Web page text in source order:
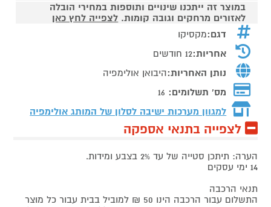
במוצר זה ייתכנו שינויים ותוספות במחירי הובלה
לאזורים מרחקים וגובה קומות. לצפייה לחץ כאן
דגם:מקסיקו
אחריות:12 חודשים
נותן האחריות:היבואן אולימפיה
מס' תשלומים: 16
למגוון מערכות ישיבה לסלון של המותג אולימפיה
לצפייה בתנאי אספקה
הערה: תיתכן סטייה של עד 2% בצבע ומידות.
14 ימי עסקים
תנאי הרכבה
התשלום עבור הרכבה הינו 50 ₪ למוביל בבית עבור כל מוצר